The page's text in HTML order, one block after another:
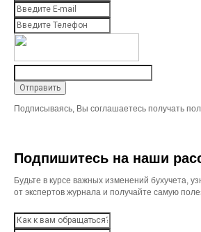
Подписываясь, Вы соглашаетесь получать
Подпишитесь на наши
Будьте в курсе важных изменений бухучета,
от экспертов журнала и получайте самую